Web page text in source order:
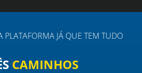
PLATAFORMA JÁ QUE TEM TUDO
CAMINHOS